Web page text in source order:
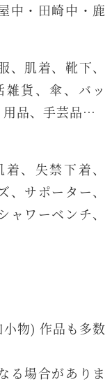
中・田崎中・鹿
肌着、靴下、
貨、傘、バッ
用品、手芸品…
、失禁下着、
サポーター、
ワーベンチ、
物) 作品も多数
る場合がありま